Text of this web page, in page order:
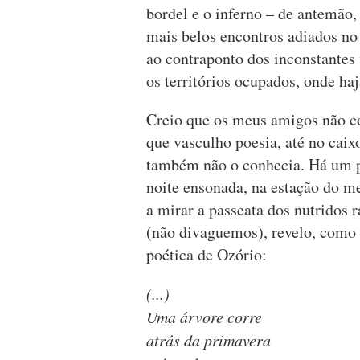
bordel e o inferno – de
mais belos encontros adiados
ao contraponto dos
os territórios ocupados, onde
Creio que os meus amigos não
que vasculho poesia, até no
também não o conhecia. Há
noite ensonada, na estação do
a mirar a passeata dos nutridos
(não divaguemos), revelo,
poética de Ozório:
(...)
Uma árvore corre
atrás da primavera